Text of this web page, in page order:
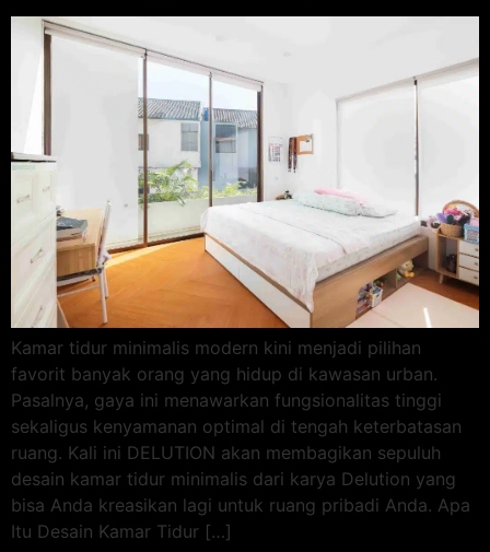
Kamar tidur minimalis modern kini menjadi pilihan
favorit banyak orang yang hidup di kawasan urban.
Pasalnya, gaya ini menawarkan fungsionalitas tinggi
sekaligus kenyamanan optimal di tengah keterbatasan
ruang. Kali ini DELUTION akan membagikan sepuluh
desain kamar tidur minimalis dari karya Delution yang
bisa Anda kreasikan lagi untuk ruang pribadi Anda. Apa
Itu Desain Kamar Tidur […]